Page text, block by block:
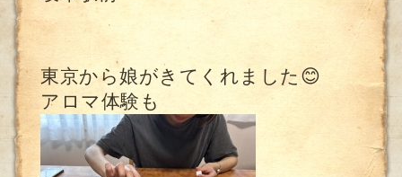
東京から娘がきてくれました😊
アロマ体験も